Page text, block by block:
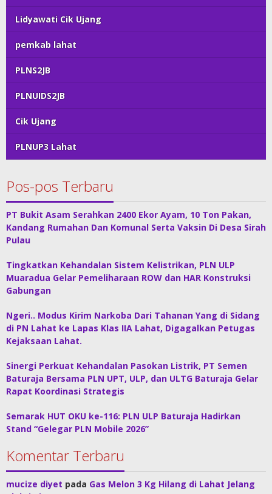
Lidyawati Cik Ujang
pemkab lahat
PLNS2JB
PLNUIDS2JB
Cik Ujang
PLNUP3 Lahat
Pos-pos Terbaru
PT Bukit Asam Serahkan 2400 Ekor Ayam, 10 Ton Pakan,
Kandang Rumahan Dan Komunal Serta Vaksin Di Desa Sirah
Pulau
Tingkatkan Kehandalan Sistem Kelistrikan, PLN ULP
Muaradua Gelar Pemeliharaan ROW dan HAR Konstruksi
Gabungan
Ngeri.. Modus Kirim Narkoba Dari Tahanan Yang di Sidang
di PN Lahat ke Lapas Klas IIA Lahat, Digagalkan Petugas
Kejaksaan Lahat.
Sinergi Perkuat Kehandalan Pasokan Listrik, PT Semen
Baturaja Bersama PLN UPT, ULP, dan ULTG Baturaja Gelar
Rapat Koordinasi Strategis
Semarak HUT OKU ke-116: PLN ULP Baturaja Hadirkan
Stand “Gelegar PLN Mobile 2026”
Komentar Terbaru
mucize diyet pada Gas Melon 3 Kg Hilang di Lahat Jelang